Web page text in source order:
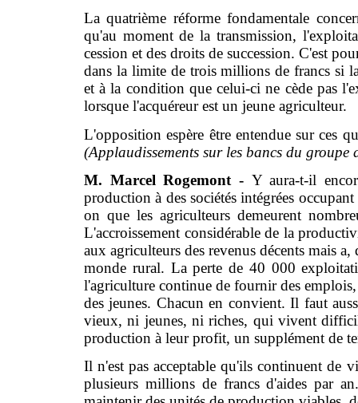
La quatrième réforme fondamentale
qu'au moment de la transmission,
cession et des droits de succession. C'est
dans la limite de trois millions de francs si
et à la condition que celui-ci ne cède pas
lorsque l'acquéreur est un jeune agriculteur.
L'opposition espère être entendue sur ces
(Applaudissements sur les bancs du
M. Marcel Rogemont - Y aura-t-il
production à des sociétés intégrées
on que les agriculteurs demeurent
L'accroissement considérable de la
aux agriculteurs des revenus décents mais
monde rural. La perte de 40 000
l'agriculture continue de fournir des
des jeunes. Chacun en convient. Il faut
vieux, ni jeunes, ni riches, qui vivent
production à leur profit, un supplément de
Il n'est pas acceptable qu'ils continuent de
plusieurs millions de francs d'aides par